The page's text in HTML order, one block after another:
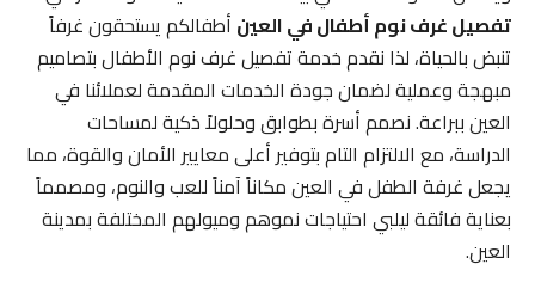
تفصيل غرف نوم أطفال في العينأطفالكم يستحقون غرفاً
تنبض بالحياة، لذا نقدم خدمة تفصيل غرف نوم الأطفال بتصاميم
مبهجة وعملية لضمان جودة الخدمات المقدمة لعملائنا في
العين ببراعة. نصمم أسرة بطوابق وحلولاً ذكية لمساحات
الدراسة، مع الالتزام التام بتوفير أعلى معايير الأمان والقوة، مما
يجعل غرفة الطفل في العين مكاناً آمناً للعب والنوم، ومصمماً
بعناية فائقة ليلبي احتياجات نموهم وميولهم المختلفة بمدينة
العين.